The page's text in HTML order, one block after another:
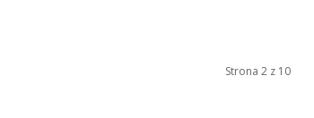
Strona 2 z 10